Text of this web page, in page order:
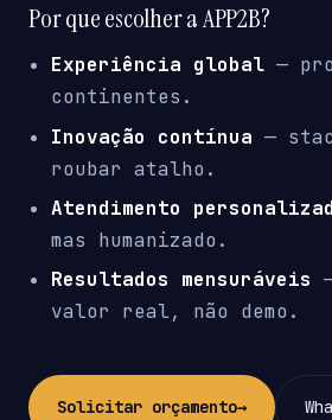
Por que escolher a APP2B?
Experiência global —
continentes.
Inovação contínua —
roubar atalho.
Atendimento
mas humanizado.
Resultados mensuráveis
valor real, não demo.
Solicitar orçamento→